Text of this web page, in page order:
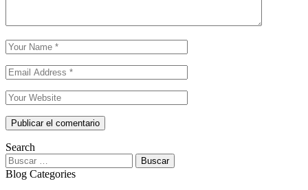
Search
Buscar:
Blog Categories